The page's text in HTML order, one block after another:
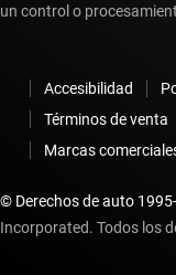
un control o
Accesibilidad
Términos de venta
Marcas
© Derechos de auto 1995-
Incorporated. Todos los